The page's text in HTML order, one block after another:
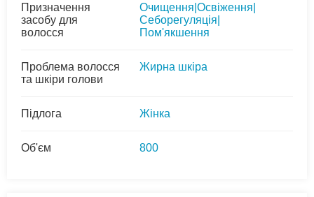
Призначення
засобу для
волосся
Очищення|Освіження|
Себорегуляція|
Пом'якшення
Проблема волосся
та шкіри голови
Жирна шкіра
Підлога Жінка
Об'єм 800